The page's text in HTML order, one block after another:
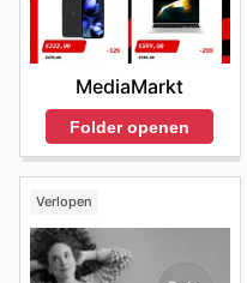
MediaMarkt
Folder openen
Verlopen